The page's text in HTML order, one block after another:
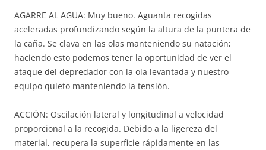
AGARRE AL AGUA: Muy bueno. Aguanta recogidas
aceleradas profundizando según la altura de la puntera de
la caña. Se clava en las olas manteniendo su natación;
haciendo esto podemos tener la oportunidad de ver el
ataque del depredador con la ola levantada y nuestro
equipo quieto manteniendo la tensión.
ACCIÓN: Oscilación lateral y longitudinal a velocidad
proporcional a la recogida. Debido a la ligereza del
material, recupera la superficie rápidamente en las